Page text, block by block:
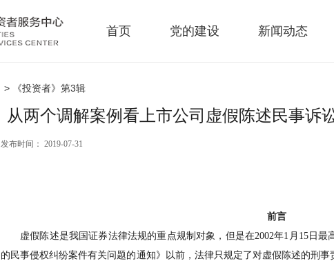
首页 党的建设 新闻动态
> 《投资者》第3辑
从两个调解案例看上市公司虚假陈述民事诉
发布时间： 2019-07-31
前言
虚假陈述是我国证券法律法规的重点规制对象，但是在2002年1月15日
的民事侵权纠纷案件有关问题的通知》以前，法律只规定了对虚假陈述的刑